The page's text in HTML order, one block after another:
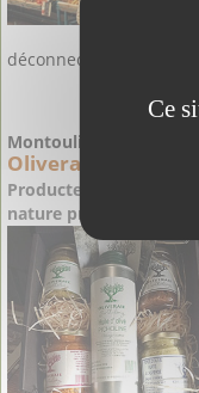
déconnecté ...
Montoulieu - Hérault
Oliveraie
Producteurs Oléicole
nature préservée le
Ce